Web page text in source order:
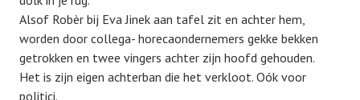
Alsof Robèr bij Eva Jinek aan tafel zit en achter hem,
worden door collega- horecaondernemers gekke bekken
getrokken en twee vingers achter zijn hoofd gehouden.
Het is zijn eigen achterban die het verkloot. Oók voor
politici.